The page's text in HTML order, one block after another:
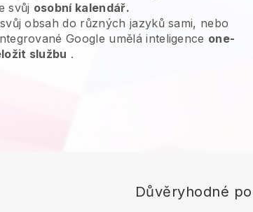
svůj osobní kalendář.
svůj obsah do různých jazyků sami, nebo
Google umělá inteligence one-
službu .
Důvěryhodné